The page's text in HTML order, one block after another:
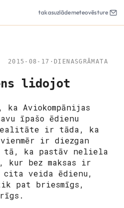
takasuzlādemeteovēsture
2015-08-17 · DIENASGRĀMATA
lidojot
Aviokompānijas
īpašo ēdienu
ir tāda, ka
ir diezgan
tā, ka pastāv neliela
kur bez maksas ir
cita veida ēdienu,
pat briesmīgs,